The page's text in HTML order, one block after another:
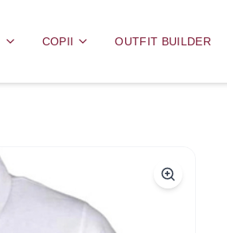
COPII OUTFIT BUILDER